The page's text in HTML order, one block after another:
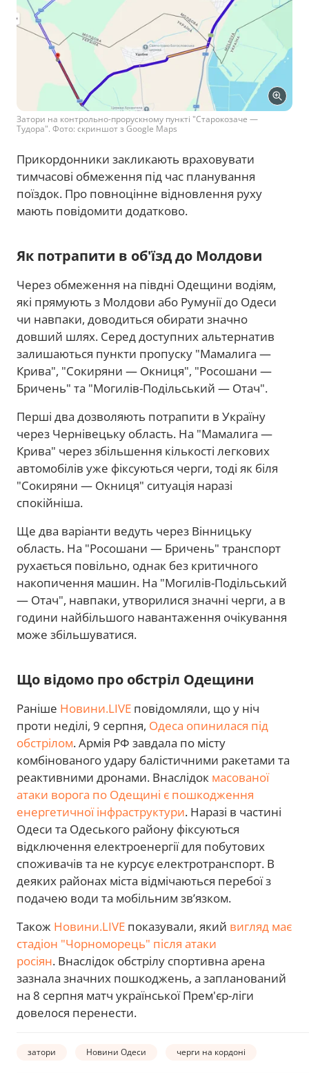
Затори на контрольно-прорускному пункті "Старокозаче —
Тудора". Фото: скриншот з Google Maps
Прикордонники закликають враховувати
тимчасові обмеження під час планування
поїздок. Про повноцінне відновлення руху
мають повідомити додатково.
Як потрапити в об'їзд до Молдови
Через обмеження на півдні Одещини водіям,
які прямують з Молдови або Румунії до Одеси
чи навпаки, доводиться обирати значно
довший шлях. Серед доступних альтернатив
залишаються пункти пропуску "Мамалига —
Крива", "Сокиряни — Окниця", "Росошани —
Бричень" та "Могилів-Подільський — Отач".
Перші два дозволяють потрапити в Україну
через Чернівецьку область. На "Мамалига —
Крива" через збільшення кількості легкових
автомобілів уже фіксуються черги, тоді як біля
"Сокиряни — Окниця" ситуація наразі
спокійніша.
Ще два варіанти ведуть через Вінницьку
область. На "Росошани — Бричень" транспорт
рухається повільно, однак без критичного
накопичення машин. На "Могилів-Подільський
— Отач", навпаки, утворилися значні черги, а в
години найбільшого навантаження очікування
може збільшуватися.
Що відомо про обстріл Одещини
Раніше Новини.LIVE повідомляли, що у ніч
проти неділі, 9 серпня, Одеса опинилася під
обстрілом. Армія РФ завдала по місту
комбінованого удару балістичними ракетами та
реактивними дронами. Внаслідок масованої
атаки ворога по Одещині є пошкодження
енергетичної інфраструктури. Наразі в частині
Одеси та Одеського району фіксуються
відключення електроенергії для побутових
споживачів та не курсує електротранспорт. В
деяких районах міста відмічаються перебої з
подачею води та мобільним звʼязком.
Також Новини.LIVE показували, який вигляд має
стадіон "Чорноморець" після атаки
росіян. Внаслідок обстрілу спортивна арена
зазнала значних пошкоджень, а запланований
на 8 серпня матч української Прем'єр-ліги
довелося перенести.
затори Новини Одеси черги на кордоні